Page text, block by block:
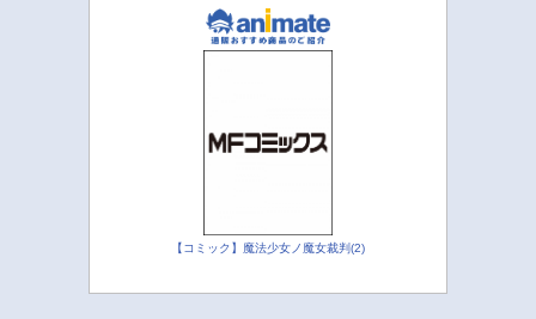
【コミック】魔法少女ノ魔女裁判(2)